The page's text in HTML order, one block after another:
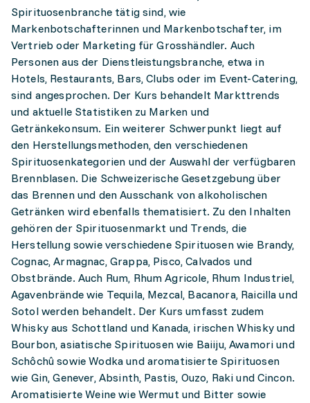
Spirituosenbranche tätig sind, wie
Markenbotschafterinnen und Markenbotschafter, im
Vertrieb oder Marketing für Grosshändler. Auch
Personen aus der Dienstleistungsbranche, etwa in
Hotels, Restaurants, Bars, Clubs oder im Event-Catering,
sind angesprochen. Der Kurs behandelt Markttrends
und aktuelle Statistiken zu Marken und
Getränkekonsum. Ein weiterer Schwerpunkt liegt auf
den Herstellungsmethoden, den verschiedenen
Spirituosenkategorien und der Auswahl der verfügbaren
Brennblasen. Die Schweizerische Gesetzgebung über
das Brennen und den Ausschank von alkoholischen
Getränken wird ebenfalls thematisiert. Zu den Inhalten
gehören der Spirituosenmarkt und Trends, die
Herstellung sowie verschiedene Spirituosen wie Brandy,
Cognac, Armagnac, Grappa, Pisco, Calvados und
Obstbrände. Auch Rum, Rhum Agricole, Rhum Industriel,
Agavenbrände wie Tequila, Mezcal, Bacanora, Raicilla und
Sotol werden behandelt. Der Kurs umfasst zudem
Whisky aus Schottland und Kanada, irischen Whisky und
Bourbon, asiatische Spirituosen wie Baiiju, Awamori und
Schôchû sowie Wodka und aromatisierte Spirituosen
wie Gin, Genever, Absinth, Pastis, Ouzo, Raki und Cincon.
Aromatisierte Weine wie Wermut und Bitter sowie